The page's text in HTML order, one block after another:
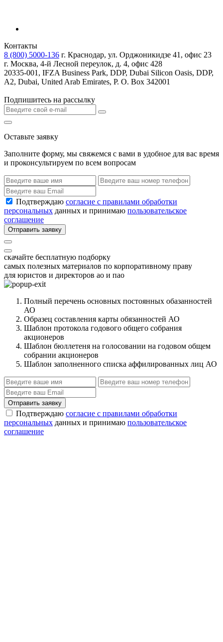
Контакты
8 (800) 5000-136 г. Краснодар, ул. Орджоникидзе 41, офис 23
г. Москва, 4-й Лесной переулок, д. 4, офис 428
20335-001, IFZA Business Park, DDP, Dubai Silicon Oasis, DDP,
A2, Dubai, United Arab Emirates, P. O. Box 342001
Подпишитесь на рассылку
Оставьте заявку
Заполните форму, мы свяжемся с вами в удобное для вас время
и проконсультируем по всем вопросам
Подтверждаю согласие с правилами обработки
персональных данных и принимаю пользовательское
соглашение
Отправить заявку
скачайте бесплатную подборку
самых полезных материалов по корпоративному праву
для юристов и директоров ао и пао
Полный перечень основных постоянных обазанностей
АО
Образец составления карты обязанностей АО
Шаблон протокола годового общего собрания
акционеров
Шаблон бюллетеня на голосовании на годовом общем
собрании акционеров
Шаблон заполненного списка аффилированных лиц АО
Отправить заявку
Подтверждаю согласие с правилами обработки
персональных данных и принимаю пользовательское
соглашение